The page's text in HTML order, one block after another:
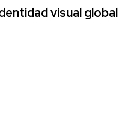
visual global